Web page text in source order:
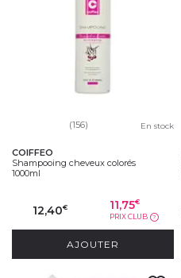
(156) En stock
COIFFEO
Shampooing cheveux colorés
1000ml
12,40€ 11,75€
PRIX CLUB ?
AJOUTER